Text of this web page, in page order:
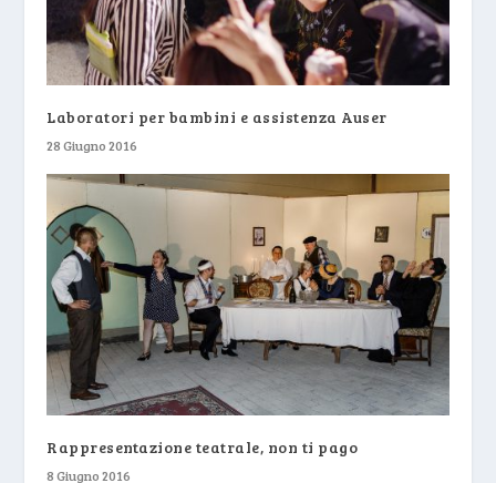
Laboratori per bambini e assistenza Auser
28 Giugno 2016
Rappresentazione teatrale, non ti pago
8 Giugno 2016